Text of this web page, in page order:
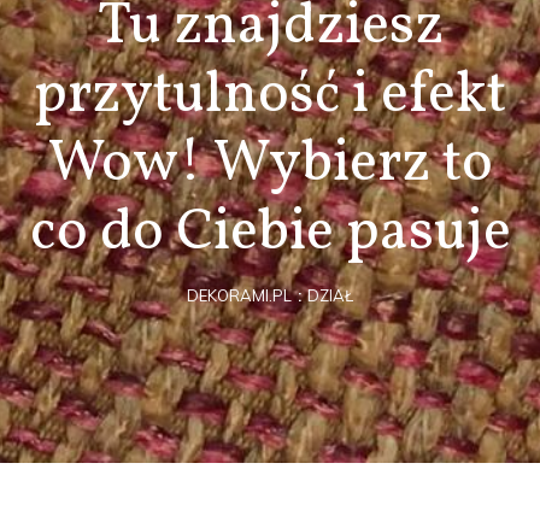
Tu znajdziesz
przytulność i efekt
Wow! Wybierz to
co do Ciebie pasuje
DEKORAMI.PL DZIAŁ